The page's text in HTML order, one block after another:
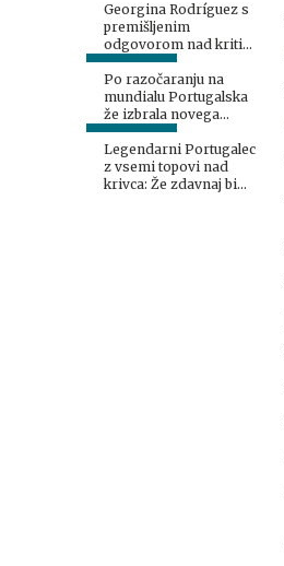
Georgina Rodríguez s
premišljenim
odgovorom nad kritike
njenega telesa
Po razočaranju na
mundialu Portugalska
že izbrala novega
selektorja
Legendarni Portugalec
z vsemi topovi nad
krivca: Že zdavnaj bi